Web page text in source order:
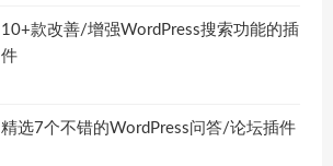
10+款改善/增强WordPress搜索功能的插
件
精选7个不错的WordPress问答/论坛插件